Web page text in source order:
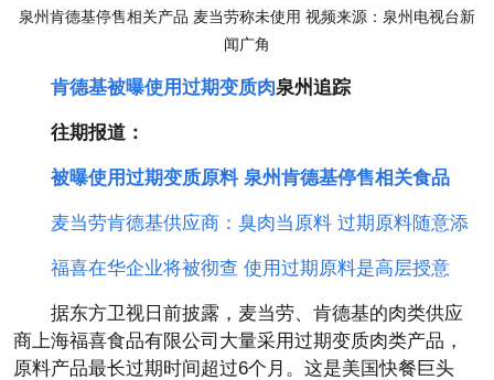
泉州肯德基停售相关产品 麦当劳称未使用 视频来源：泉州电视台新
闻广角
肯德基被曝使用过期变质肉泉州追踪
往期报道：
被曝使用过期变质原料 泉州肯德基停售相关食品
麦当劳肯德基供应商：臭肉当原料 过期原料随意添
福喜在华企业将被彻查 使用过期原料是高层授意
据东方卫视日前披露，麦当劳、肯德基的肉类供应
商上海福喜食品有限公司大量采用过期变质肉类产品，
原料产品最长过期时间超过6个月。这是美国快餐巨头